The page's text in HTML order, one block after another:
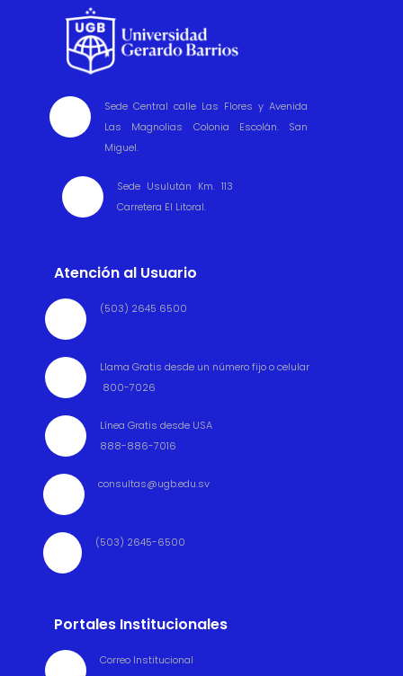
Sede Central calle Las Flores y Avenida
Las Magnolias Colonia Escolán. San
Miguel.
Sede Usulután Km. 113
Carretera El Litoral.
Atención al Usuario
(503) 2645 6500
Llama Gratis desde un número fijo o celular
800-7026
Línea Gratis desde USA
888-886-7016
consultas@ugb.edu.sv
(503) 2645-6500
Portales Institucionales
Correo Institucional